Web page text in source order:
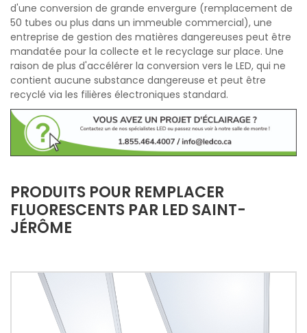
d'une conversion de grande envergure (remplacement de
50 tubes ou plus dans un immeuble commercial), une
entreprise de gestion des matières dangereuses peut être
mandatée pour la collecte et le recyclage sur place. Une
raison de plus d'accélérer la conversion vers le LED, qui ne
contient aucune substance dangereuse et peut être
recyclé via les filières électroniques standard.
PRODUITS POUR REMPLACER
FLUORESCENTS PAR LED SAINT-
JÉRÔME